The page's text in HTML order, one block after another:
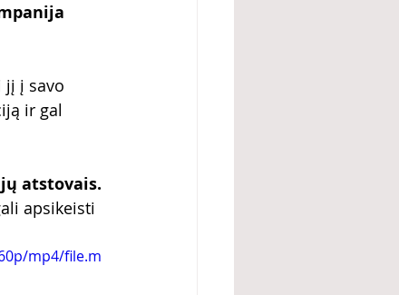
jį į savo
ir gal
atstovais.
apsikeisti
mp4/file.m